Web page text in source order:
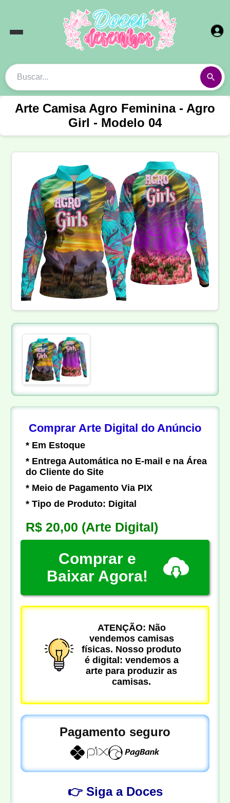
Arte Camisa Agro Feminina - Agro
Girl - Modelo 04
Comprar Arte Digital do Anúncio
* Em Estoque
* Entrega Automática no E-mail e na Área
do Cliente do Site
* Meio de Pagamento Via PIX
* Tipo de Produto: Digital
R$ 20,00 (Arte Digital)
Comprar e
Baixar Agora!
ATENÇÃO: Não
vendemos camisas
físicas. Nosso produto
é digital: vendemos a
arte para produzir as
camisas.
Pagamento seguro
👉 Siga a Doces